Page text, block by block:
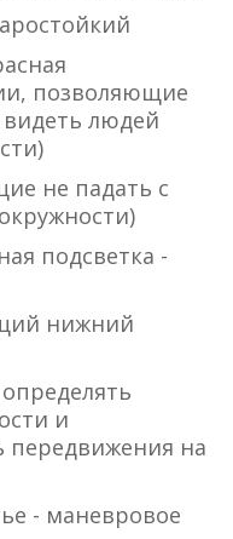
позволяющие
людей
не падать с
подсветка -
нижний
и
передвижения на
- маневровое